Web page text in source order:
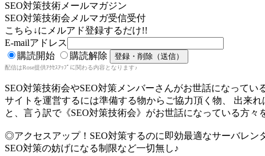
SEO対策技術メールマガジン
SEO対策技術会メルマガ受信受付
こちら↓にメルアド登録するだけ!!
E-mailアドレス
購読開始
購読解除
配信はRose提供ｱｸｾｽｱｯﾌﾟに関わる内容となります♪
SEO対策技術会やSEO対策メンバーさんがお世話になってい
サイトを運営するには準備する物からご協力頂く物、 出来
と、言う訳で《SEO対策技術会》がお世話になっている方々
◎アクセスアップ！SEO対策するのに即効最適なサーバレン
SEO対策の妨げになる制限など一切無し♪